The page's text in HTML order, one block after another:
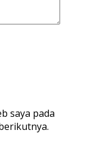
saya pada